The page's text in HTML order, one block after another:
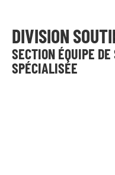
DIVISION
SECTION ÉQUIPE
SPÉCIALISÉE